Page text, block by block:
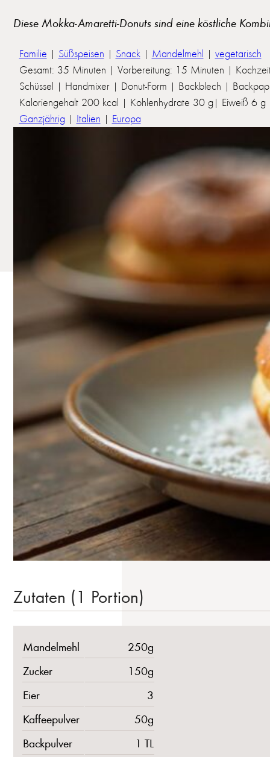
Diese Mokka-Amaretti-Donuts sind eine köstliche
Familie | Süßspeisen | Snack| Mandelmehl | vegetarisch
Gesamt: 35 Minuten | Vorbereitung: 15 Minuten |
Schüssel | Handmixer | Donut-Form | Backblech |
Kaloriengehalt 200 kcal | Kohlenhydrate 30 g| Eiweiß 6
Ganzjährig | Italien | Europa
Zutaten (1 Portion)
Mandelmehl
250g
Zucker
150g
Eier
3
Kaffeepulver
50g
Backpulver
1 TL